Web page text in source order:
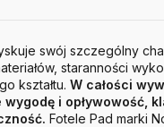
swój szczególny
staranności
kształtu. W całości
i opływowość,
Fotele Pad marki